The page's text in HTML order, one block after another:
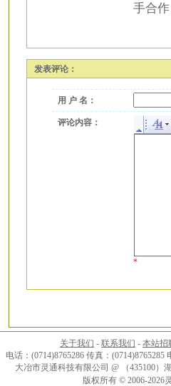
手合
发表评论：
用 户 名：
评论内容：
*
关于我们 - 联系我们 - 本站招
电话：(0714)8765286 传真：(0714)8765285
大冶市灵通科技有限公司 @ （435100
版权所有 © 2006-2026